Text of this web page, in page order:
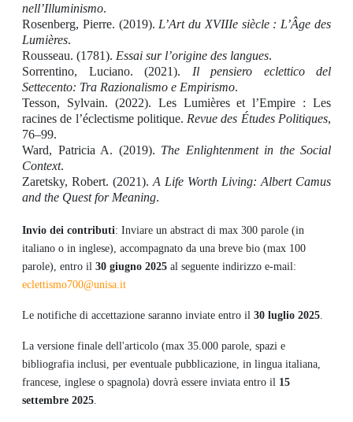
nell’Illuminismo.
Rosenberg, Pierre. (2019). L’Art du XVIIIe siècle : L’Âge des
Lumières.
Rousseau. (1781). Essai sur l’origine des langues.
Sorrentino, Luciano. (2021). Il pensiero eclettico del
Settecento: Tra Razionalismo e Empirismo.
Tesson, Sylvain. (2022). Les Lumières et l’Empire : Les
racines de l’éclectisme politique. Revue des Études Politiques,
76–99.
Ward, Patricia A. (2019). The Enlightenment in the Social
Context.
Zaretsky, Robert. (2021). A Life Worth Living: Albert Camus
and the Quest for Meaning.
Invio dei contributi: Inviare un abstract di max 300 parole (in
italiano o in inglese), accompagnato da una breve bio (max 100
parole), entro il 30 giugno 2025 al seguente indirizzo e-mail:
eclettismo700@unisa.it
Le notifiche di accettazione saranno inviate entro il 30 luglio 2025
La versione finale dell'articolo (max 35.000 parole, spazi e
bibliografia inclusi, per eventuale pubblicazione, in lingua italiana,
francese, inglese o spagnola) dovrà essere inviata entro il 15
settembre 2025